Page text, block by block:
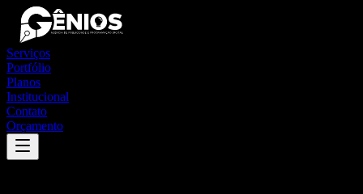
Serviços
Portfólio
Planos
Institucional
Contato
Orçamento